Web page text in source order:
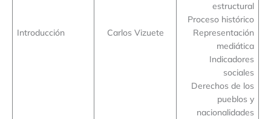
Introducción Carlos Vizuete
estructural
Proceso histórico
Representación
mediática
Indicadores
sociales
Derechos de los
pueblos y
nacionalidades